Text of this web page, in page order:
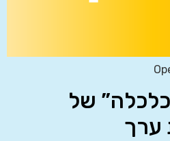
של
ערך